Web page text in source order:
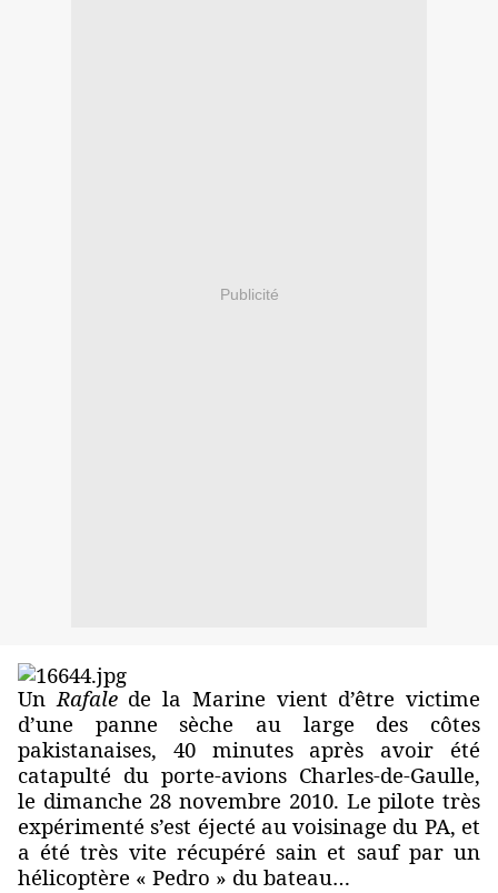
Publicité
UnRafalede la Marine vient d’être victime
d’une panne sèche au large des côtes
pakistanaises, 40 minutes après avoir été
catapulté du porte-avions Charles-de-Gaulle,
le dimanche 28 novembre 2010. Le pilote très
expérimenté s’est éjecté au voisinage du PA, et
a été très vite récupéré sain et sauf par un
hélicoptère « Pedro » du bateau…